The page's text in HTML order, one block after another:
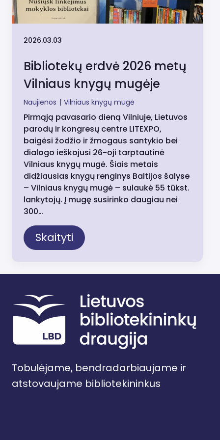
2026.03.03
Bibliotekų erdvė 2026 metų
Vilniaus knygų mugėje
Naujienos | Vilniaus knygų mugė
Pirmąją pavasario dieną Vilniuje, Lietuvos
parodų ir kongresų centre LITEXPO,
baigėsi žodžio ir žmogaus santykio bei
dialogo ieškojusi 26-oji tarptautinė
Vilniaus knygų mugė. Šiais metais
didžiausias knygų renginys Baltijos šalyse
– Vilniaus knygų mugė – sulaukė 55 tūkst.
lankytojų. Į mugę susirinko daugiau nei
300…
Skaityti
Tobulėjame, bendradarbiaujame ir
atstovaujame bibliotekininkus